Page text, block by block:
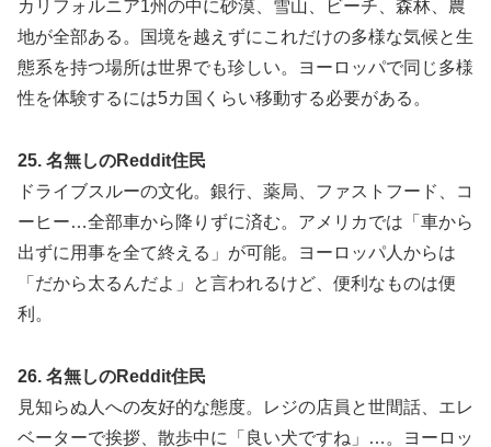
カリフォルニア1州の中に砂漠、雪山、ビーチ、森林、農
地が全部ある。国境を越えずにこれだけの多様な気候と生
態系を持つ場所は世界でも珍しい。ヨーロッパで同じ多様
性を体験するには5カ国くらい移動する必要がある。
25. 名無しのReddit住民
ドライブスルーの文化。銀行、薬局、ファストフード、コ
ーヒー…全部車から降りずに済む。アメリカでは「車から
出ずに用事を全て終える」が可能。ヨーロッパ人からは
「だから太るんだよ」と言われるけど、便利なものは便
利。
26. 名無しのReddit住民
見知らぬ人への友好的な態度。レジの店員と世間話、エレ
ベーターで挨拶、散歩中に「良い犬ですね」…。ヨーロッ